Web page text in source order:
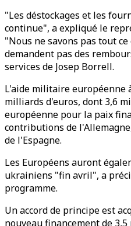
"Les déstockages et les
continue", a expliqué le
"Nous ne savons pas tout
demandent pas des
services de Josep Borrell.
L'aide militaire européenne
milliards d'euros, dont 3,6
européenne pour la paix
contributions de
de l'Espagne.
Les Européens auront
ukrainiens "fin avril", a
programme.
Un accord de principe est
nouveau financement de